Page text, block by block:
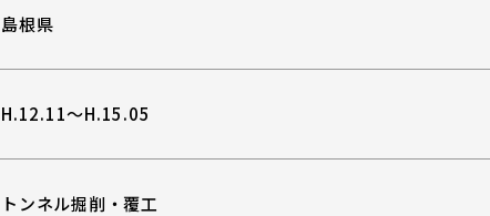
島根県
H.12.11～H.15.05
トンネル掘削・覆工